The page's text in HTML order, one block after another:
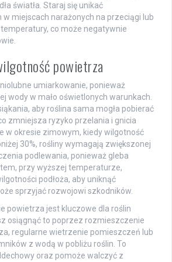
światła. Staraj się unikać
miejscach narażonych na przeciągi lub
co może negatywnie
powietrza
umiarkowanie, ponieważ
wody w mało oświetlonych warunkach.
aby roślina sama mogła pobierać
zmniejsza ryzyko przelania i gnicia
w okresie zimowym, kiedy wilgotność
30%, rośliny wymagają zwiększonej
podlewania, ponieważ gleba
przy wyższej temperaturze,
podłoża, aby uniknąć
sprzyjać rozwojowi szkodników.
powietrza jest kluczowe dla roślin
osiągnąć to poprzez rozmieszczenie
regularne wietrzenie pomieszczeń lub
z wodą w pobliżu roślin. To
oraz pomoże walczyć z